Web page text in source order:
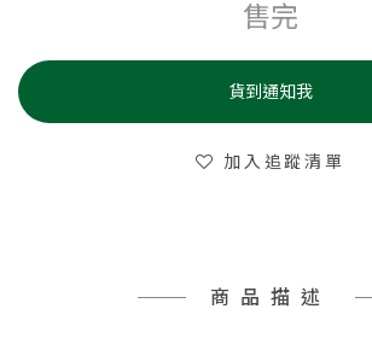
售完
貨到通知我
加入追蹤清單
商品描述